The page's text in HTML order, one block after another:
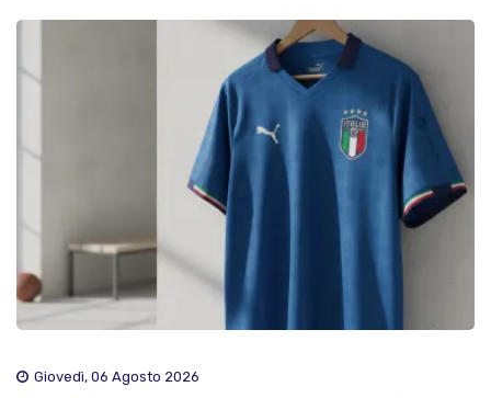
Giovedì, 06 Agosto 2026